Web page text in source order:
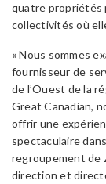
quatre propriétés
collectivités où
« Nous sommes
fournisseur de
de l’Ouest de la
Great Canadian,
offrir une
spectaculaire
regroupement de
direction et